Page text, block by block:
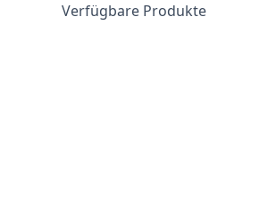
Verfügbare Produkte